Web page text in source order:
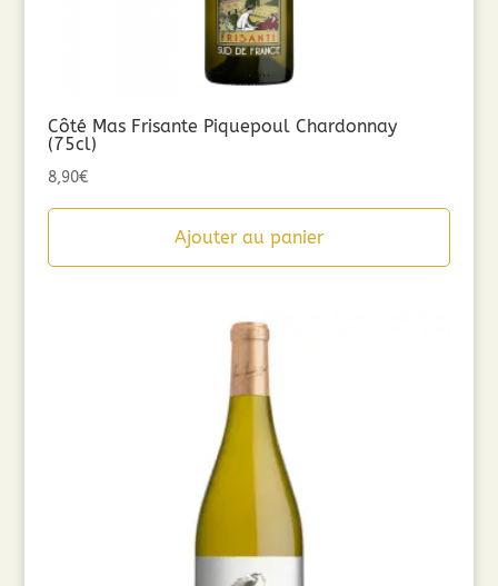
Côté Mas Frisante Piquepoul Chardonnay
(75cl)
8,90€
Ajouter au panier